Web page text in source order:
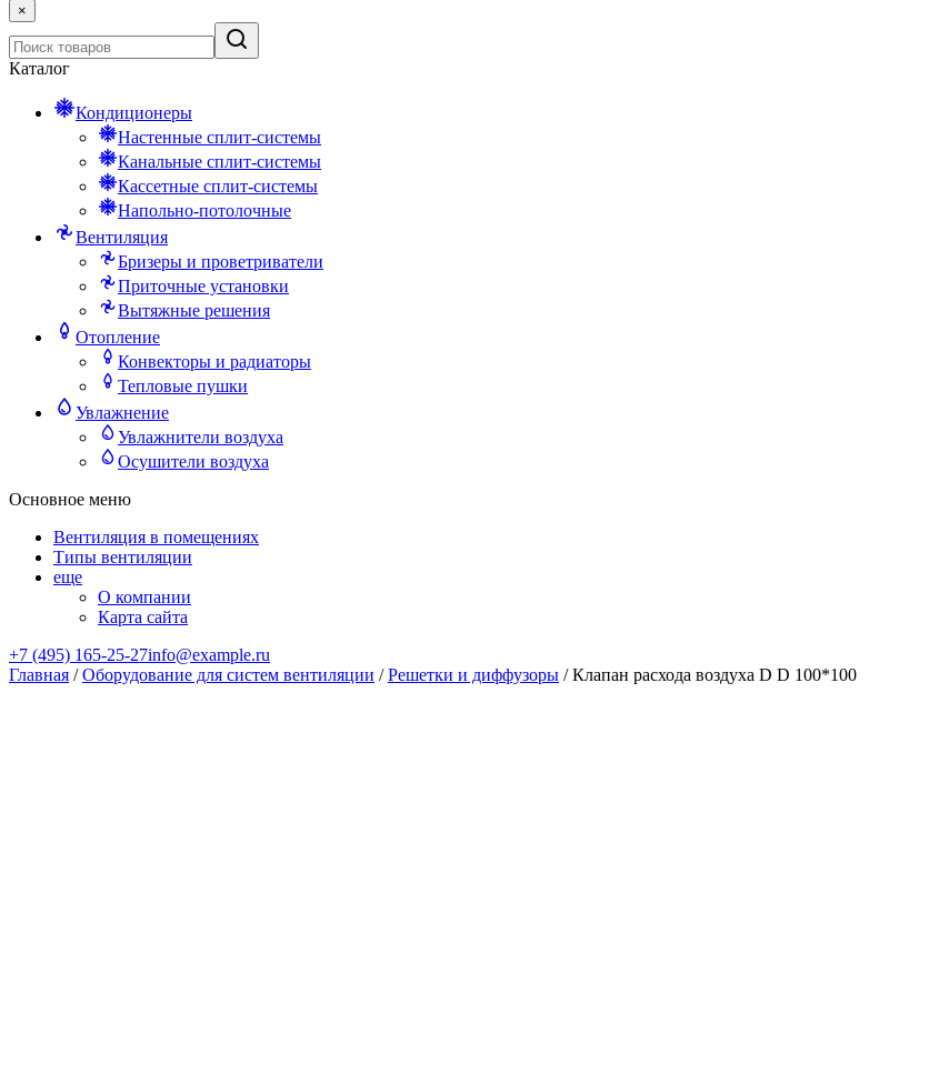
×
Каталог
Кондиционеры
Настенные сплит-системы
Канальные сплит-системы
Кассетные сплит-системы
Напольно-потолочные
Вентиляция
Бризеры и проветриватели
Приточные установки
Вытяжные решения
Отопление
Конвекторы и радиаторы
Тепловые пушки
Увлажнение
Увлажнители воздуха
Осушители воздуха
Основное меню
Вентиляция в помещениях
Типы вентиляции
еще
О компании
Карта сайта
+7 (495) 165-25-27info@example.ru
Главная /Оборудование для систем вентиляции /Решетки и диффузоры / Клапан расхода воздуха D D 100*100